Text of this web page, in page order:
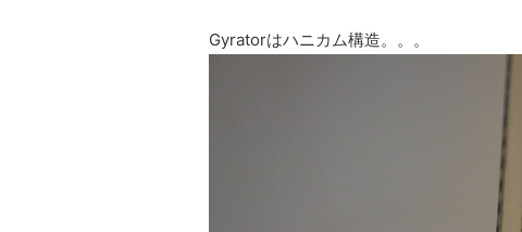
Gyratorはハニカム構造。。。